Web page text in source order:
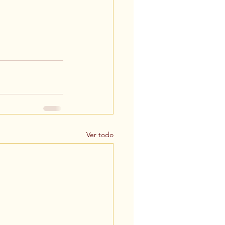
Ver todo